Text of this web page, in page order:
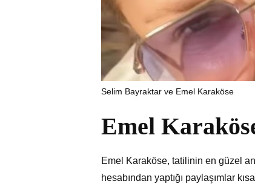
Selim Bayraktar ve Emel Karaköse
Emel
Emel Karaköse, tatilinin en güzel
hesabından yaptığı paylaşımlar